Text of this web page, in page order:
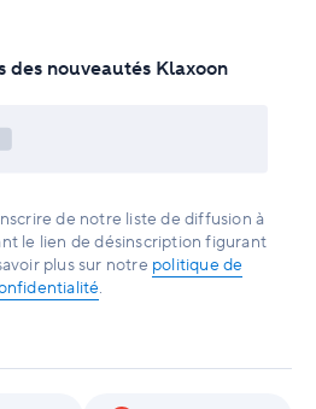
des nouveautés Klaxoon
de notre liste de diffusion à
le lien de désinscription figurant
plus sur notre politique de
.